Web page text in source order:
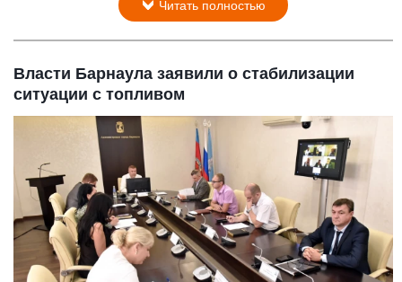
Читать полностью
Власти Барнаула заявили о стабилизации
ситуации с топливом